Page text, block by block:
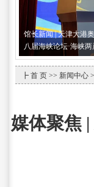
馆长新闻 | 天津大港
八届海峡论坛·海峡
┣ 首 页 >> 新闻中心
媒体聚焦